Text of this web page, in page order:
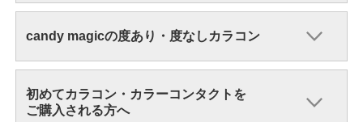
candy magicの度あり・度なしカラコン
初めてカラコン・カラーコンタクトを
ご購入される方へ